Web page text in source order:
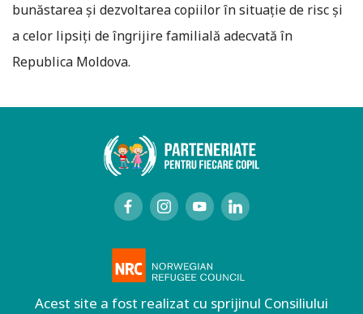
bunăstarea şi dezvoltarea copiilor în situaţie de risc şi
a celor lipsiţi de îngrijire familială adecvată în
Republica Moldova.
Acest site a fost realizat cu sprijinul Consiliului